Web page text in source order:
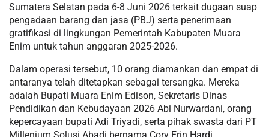
Sumatera Selatan pada 6-8 Juni 2026 terkait dugaan suap
pengadaan barang dan jasa (PBJ) serta penerimaan
gratifikasi di lingkungan Pemerintah Kabupaten Muara
Enim untuk tahun anggaran 2025-2026.
Dalam operasi tersebut, 10 orang diamankan dan empat di
antaranya telah ditetapkan sebagai tersangka. Mereka
adalah Bupati Muara Enim Edison, Sekretaris Dinas
Pendidikan dan Kebudayaan 2026 Abi Nurwardani, orang
kepercayaan bupati Adi Triyadi, serta pihak swasta dari PT
Millenium Solusi Abadi bernama Cory Erin Hardi.